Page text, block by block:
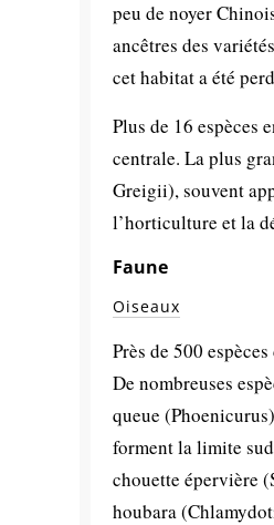
peu de noyer
ancêtres des
cet habitat a été
Plus de 16 espèces
centrale. La plus
Greigii), souvent
l’horticulture et la
Faune
Oiseaux
Près de 500
De nombreuses
queue
forment la limite
chouette épervière
houbara